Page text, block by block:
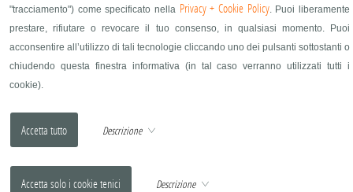
"tracciamento") come specificato nella Privacy + Cookie Policy. Puoi liberamente
prestare, rifiutare o revocare il tuo consenso, in qualsiasi momento. Puoi
acconsentire all’utilizzo di tali tecnologie cliccando uno dei pulsanti sottostanti o
chiudendo questa finestra informativa (in tal caso verranno utilizzati tutti i
cookie).
Descrizione
Descrizione